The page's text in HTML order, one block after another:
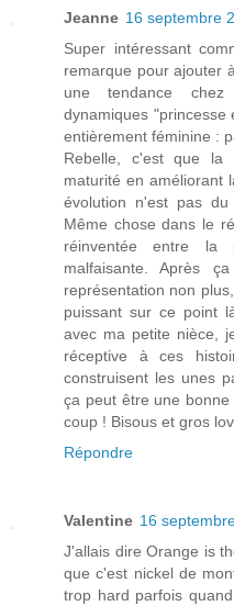
Jeanne 16 septembre
Super intéressant
remarque pour ajouter
une tendance
dynamiques "princesse
entièrement féminine :
Rebelle, c'est que la
maturité en améliorant
évolution n'est pas
Même chose dans le
réinventée entre la
malfaisante. Après
représentation non
puissant sur ce point
avec ma petite nièce,
réceptive à ces
construisent les unes
ça peut être une
coup ! Bisous et gros
Répondre
Valentine 16
J'allais dire Orange is
que c'est nickel de
trop hard parfois